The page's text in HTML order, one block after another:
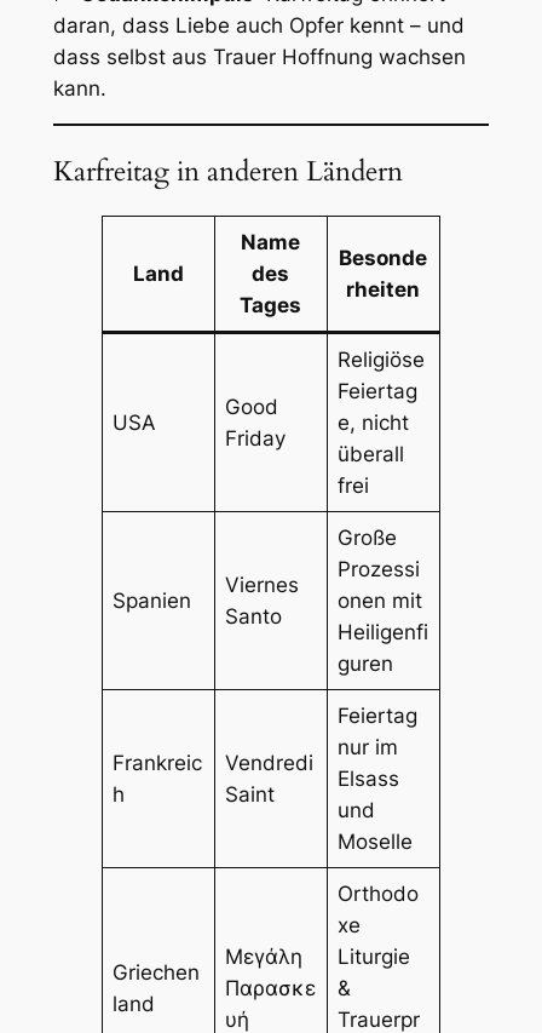
daran, dass Liebe auch Opfer kennt – und
dass selbst aus Trauer Hoffnung wachsen
kann.
Karfreitag in anderen Ländern
Land
Name
des
Tages
Besonde
rheiten
USA
Good
Friday
Religiöse
Feiertag
e, nicht
überall
frei
Spanien
Viernes
Santo
Große
Prozessi
onen mit
Heiligenfi
guren
Frankreic
h
Vendredi
Saint
Feiertag
nur im
Elsass
und
Moselle
Griechen
land
Μεγάλη
Παρασκε
υή
Orthodo
xe
Liturgie
&
Trauerpr